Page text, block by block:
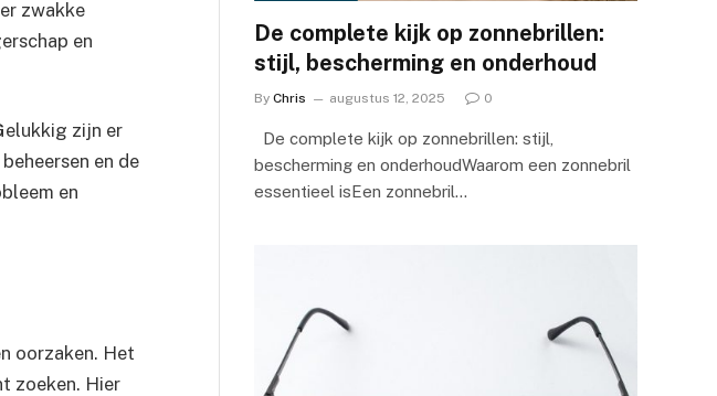
zwakke
en
zijn er
en de
en
oorzaken. Het
zoeken. Hier
De complete kijk op zonnebrillen:
stijl, bescherming en onderhoud
By Chris augustus 12, 2025 0
De complete kijk op zonnebrillen: stijl,
bescherming en onderhoudWaarom een zonnebril
essentieel isEen zonnebril…